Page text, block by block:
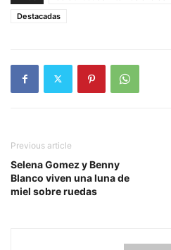
Destacadas
Previous article
Selena Gomez y Benny
Blanco viven una luna de
miel sobre ruedas